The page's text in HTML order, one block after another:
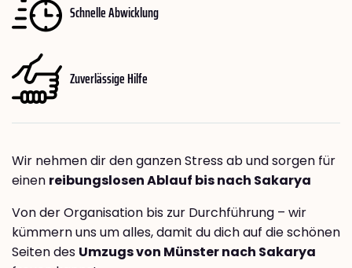
Schnelle Abwicklung
Zuverlässige Hilfe
Wir nehmen dir den ganzen Stress ab und sorgen für
einen reibungslosen Ablauf bis nach Sakarya
Von der Organisation bis zur Durchführung – wir
kümmern uns um alles, damit du dich auf die schönen
Seiten des Umzugs von Münster nach Sakarya